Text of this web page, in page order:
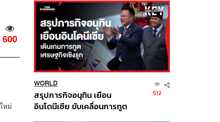
600
หม่
WORLD
สรุปภารกิจอนุทิน เยือน
อินโดนีเซีย ขับเคลื่อนการทูต
512